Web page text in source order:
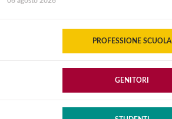
PROFESSIONE SCUOLA
GENITORI